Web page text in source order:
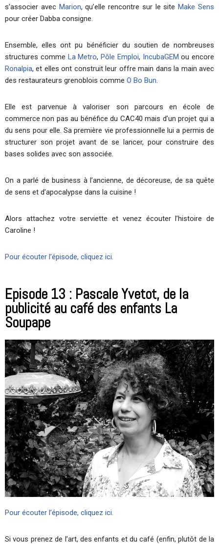
s’associer avec Marion, qu’elle rencontre sur le siteMake Sens
pour créer Dabba consigne.
Ensemble, elles ont pu bénéficier du soutien de nombreuses
structures comme La Metro, Pôle Emploi, IncubaGEM ou encore
Ronalpia, et elles ont construit leur offre main dans la main avec
des restaurateurs grenoblois comme O Bo Bun.
Elle est parvenue à valoriser son parcours en école de
commerce non pas au bénéfice du CAC40 mais d’un projet qui a
du sens pour elle. Sa première vie professionnelle lui a permis de
structurer son projet avant de se lancer, pour construire des
bases solides avec son associée.
On a parlé de business à l’ancienne, de décoreuse, de sa quête
de sens et d’apocalypse dans la cuisine !
Alors attachez votre serviette et venez écouter l’histoire de
Caroline !
Pour écouter l’épisode, cliquez ici.
Episode 13 : Pascale Yvetot, de la
publicité au café des enfants La
Soupape
Pour écouter l’épisode, cliquez ici.
Si vous prenez de l’art, des enfants et du café (enfin, plutôt de la